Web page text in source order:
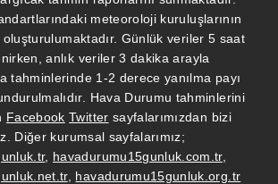
meteoroloji kuruluşlarının
Günlük veriler 5 saat
anlık veriler 3 dakika arayla
tahminlerinde 1-2 derece yanılma payı
Hava Durumu tahminlerini
Facebook Twitter sayfalarımızdan bizi
Diğer kurumsal sayfalarımız;
, havadurumu15gunluk.com.tr,
, havadurumu15gunluk.org.tr